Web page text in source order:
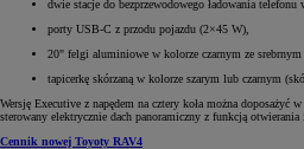
dwie stacje do bezprzewodowego ładowania telefonu
porty USB-C z przodu pojazdu (2×45 W),
20" felgi aluminiowe w kolorze czarnym ze
tapicerkę skórzaną w kolorze szarym lub czarnym
Wersję Executive z napędem na cztery koła można
sterowany elektrycznie dach panoramiczny z funkcją otwierania
Cennik nowej Toyoty RAV4